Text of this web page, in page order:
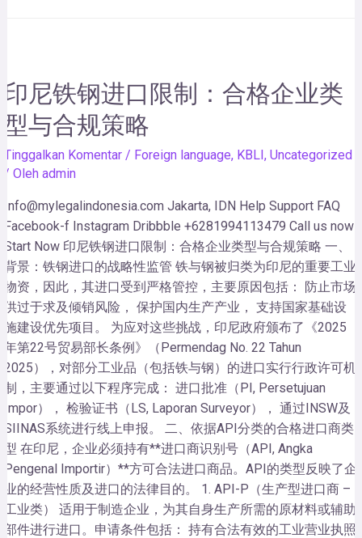
印尼铁钢进口限制：合格企业类
型与合规策略
Tinggalkan Komentar / Foreign language, KBLI, Uncategorized
/ Oleh admin
Info@mylegalindonesia.com Jakarta, IDN Help Support FAQ
Facebook-f Instagram Dribbble +6281994113479 Call us now!
Start Now 印尼铁钢进口限制：合格企业类型与合规策略 一、
背景：铁钢进口的战略性监管 铁与钢被归类为印尼的重要工业
物资，因此，其进口受到严格管控，主要原因包括： 防止市场
供过于求及倾销风险， 保护国内生产产业， 支持国家基础设
施建设优先项目。 为应对这些挑战，印尼政府颁布了《2025
年第22号贸易部长条例》（Permendag No. 22 Tahun
2025），对部分工业品（包括铁与钢）的进口实行行政许可机
制，主要通过以下程序完成： 进口批准（PI, Persetujuan
Impor）， 检验证书（LS, Laporan Surveyor）， 通过INSW及
SIINAS系统进行线上申报。 二、依据API分类的合格进口商类
型 在印尼，企业必须持有**进口商识别号（API, Angka
Pengenal Importir）**方可合法进口商品。API的类型反映了企
业的经营性质及进口的法律目的。 1. API-P（生产型进口商 –
工业类） 适用于制造企业，为其自身生产所需的原材料或辅助
部件进行进口。申请条件包括： 持有合法有效的工业营业执照